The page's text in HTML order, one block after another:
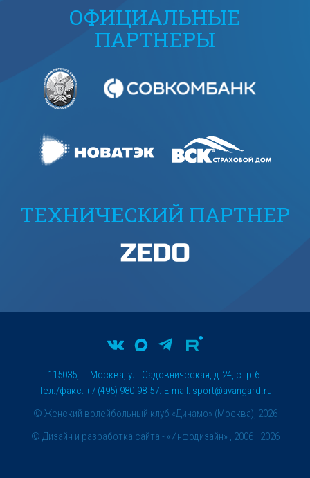
ОФИЦИАЛЬНЫЕ
ПАРТНЕРЫ
ТЕХНИЧЕСКИЙ ПАРТНЕР
© Женский волейбольный клуб «Динамо» (Москва), 2026
115035, г. Москва, ул. Садовническая, д.24, стр.6.
Тел./факс: +7 (495) 980-98-57. E-mail: sport@avangard.ru
© Дизайн и разработка сайта - «Инфодизайн» , 2006—2026